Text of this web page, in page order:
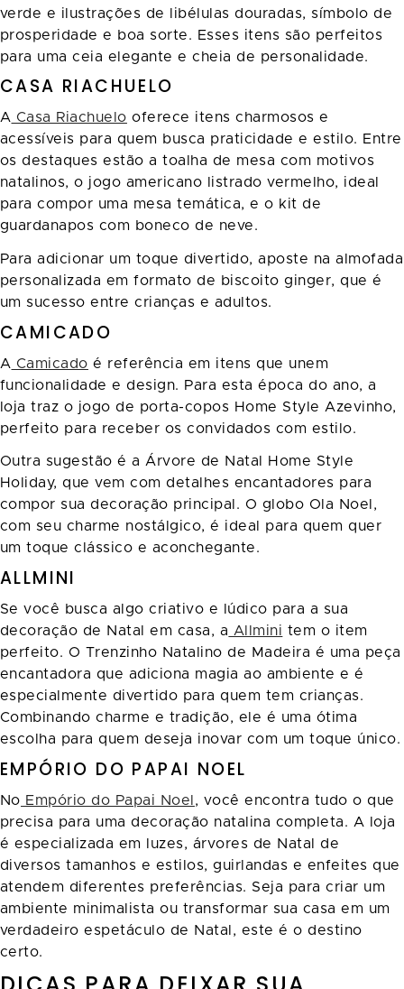
verde e ilustrações de libélulas douradas, símbolo de
prosperidade e boa sorte. Esses itens são perfeitos
para uma ceia elegante e cheia de personalidade.
CASA RIACHUELO
A Casa Riachuelo oferece itens charmosos e
acessíveis para quem busca praticidade e estilo. Entre
os destaques estão a toalha de mesa com motivos
natalinos, o jogo americano listrado vermelho, ideal
para compor uma mesa temática, e o kit de
guardanapos com boneco de neve.
Para adicionar um toque divertido, aposte na almofada
personalizada em formato de biscoito ginger, que é
um sucesso entre crianças e adultos.
CAMICADO
A Camicado é referência em itens que unem
funcionalidade e design. Para esta época do ano, a
loja traz o jogo de porta-copos Home Style Azevinho,
perfeito para receber os convidados com estilo.
Outra sugestão é a Árvore de Natal Home Style
Holiday, que vem com detalhes encantadores para
compor sua decoração principal. O globo Ola Noel,
com seu charme nostálgico, é ideal para quem quer
um toque clássico e aconchegante.
ALLMINI
Se você busca algo criativo e lúdico para a sua
decoração de Natal em casa, a Allmini tem o item
perfeito. O Trenzinho Natalino de Madeira é uma peça
encantadora que adiciona magia ao ambiente e é
especialmente divertido para quem tem crianças.
Combinando charme e tradição, ele é uma ótima
escolha para quem deseja inovar com um toque único.
EMPÓRIO DO PAPAI NOEL
No Empório do Papai Noel, você encontra tudo o que
precisa para uma decoração natalina completa. A loja
é especializada em luzes, árvores de Natal de
diversos tamanhos e estilos, guirlandas e enfeites que
atendem diferentes preferências. Seja para criar um
ambiente minimalista ou transformar sua casa em um
verdadeiro espetáculo de Natal, este é o destino
certo.